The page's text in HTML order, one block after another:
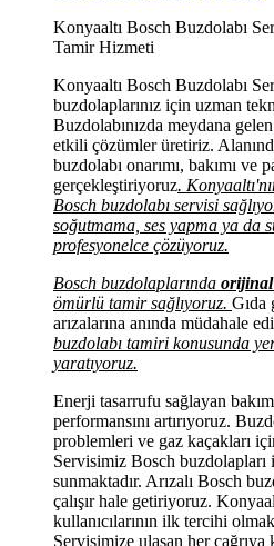
Konyaaltı Bosch Buzdolabı
Tamir Hizmeti
Konyaaltı Bosch Buzdolabı
buzdolaplarınız için uzman
Buzdolabınızda meydana
etkili çözümler üretiriz.
buzdolabı onarımı, bakımı ve
gerçekleştiriyoruz.
Bosch buzdolabı servisi
soğutmama, ses yapma ya da
profesyonelce çözüyoruz.
Bosch buzdolaplarında orijinal
ömürlü tamir sağlıyoruz. Gıda
arızalarına anında müdahale
buzdolabı tamiri konusunda
yaratıyoruz.
Enerji tasarrufu sağlayan
performansını artırıyoruz.
problemleri ve gaz kaçakları
Servisimiz Bosch
sunmaktadır. Arızalı Bosch
çalışır hale getiriyoruz.
kullanıcılarının ilk tercihi
Servisimize ulaşan her çağrıya